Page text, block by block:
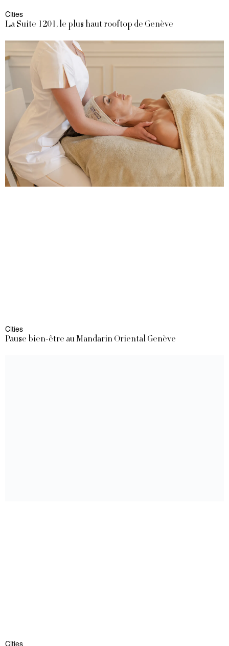
Cities
La Suite 1201, le plus haut rooftop de Genève
Cities
Pause bien-être au Mandarin Oriental Genève
Cities